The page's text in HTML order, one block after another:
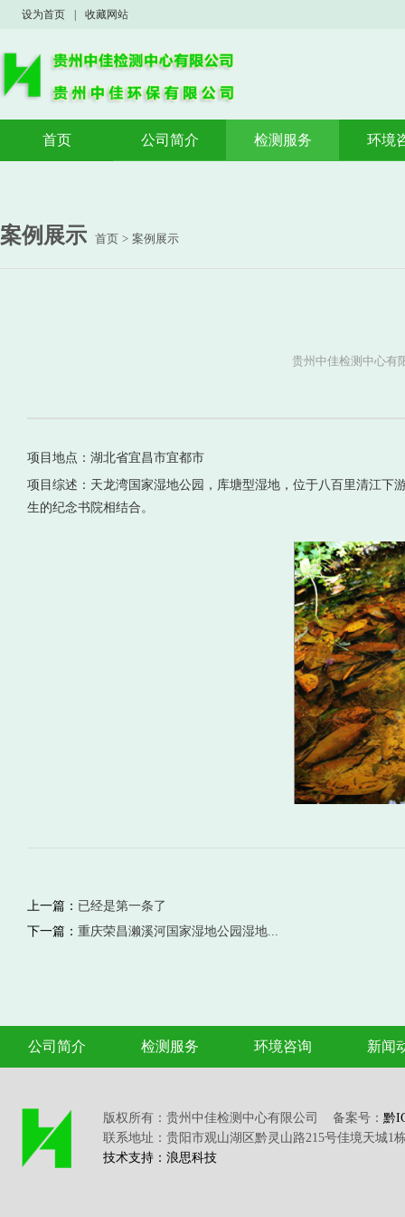
设为首页 收藏网站
首页 公司简介 检测服务 环境
案例展示 首页 > 案例展示
贵州中佳检测中心有
项目地点：湖北省宜昌市宜都市
项目综述：天龙湾国家湿地公园，库塘型湿地，位于八百里清江下
生的纪念书院相结合。
上一篇： 已经是第一条了
下一篇： 重庆荣昌濑溪河国家湿地公园湿地...
公司简介 检测服务 环境咨询 新闻
版权所有：贵州中佳检测中心有限公司 备案号：黔
联系地址：贵阳市观山湖区黔灵山路215号佳境天城1
技术支持：浪思科技